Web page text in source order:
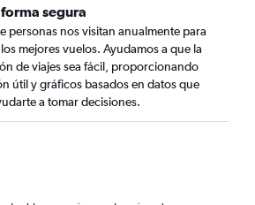
segura
personas nos visitan anualmente para
mejores vuelos. Ayudamos a que la
de viajes sea fácil, proporcionando
útil y gráficos basados en datos que
a tomar decisiones.